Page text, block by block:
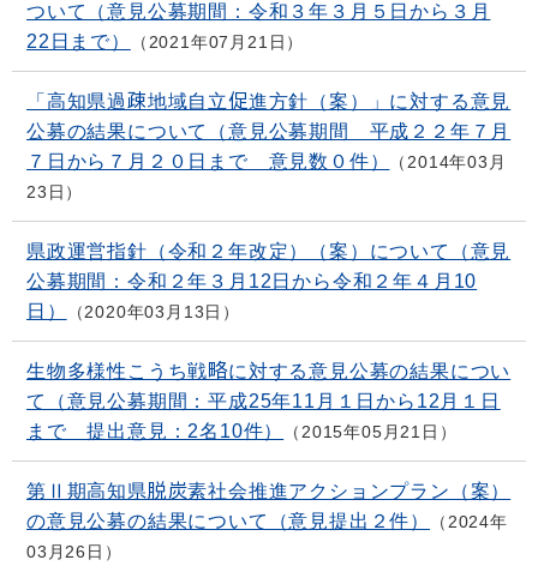
ついて（意見公募期間：令和３年３月５日から３月
22日まで）
2021年07月21日
「高知県過疎地域自立促進方針（案）」に対する意見
公募の結果について（意見公募期間 平成２２年７月
７日から７月２０日まで 意見数０件）
2014年03月
23日
県政運営指針（令和２年改定）（案）について（意見
公募期間：令和２年３月12日から令和２年４月10
日）
2020年03月13日
生物多様性こうち戦略に対する意見公募の結果につい
て（意見公募期間：平成25年11月１日から12月１日
まで 提出意見：2名10件）
2015年05月21日
第Ⅱ期高知県脱炭素社会推進アクションプラン（案）
の意見公募の結果について（意見提出２件）
2024年
03月26日